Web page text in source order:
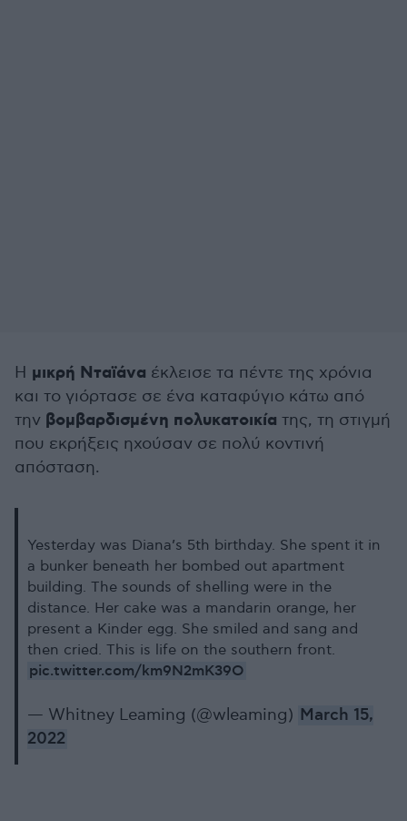
Η μικρή Νταϊάνα έκλεισε τα πέντε της χρόνια
και το γιόρτασε σε ένα καταφύγιο κάτω από
την βομβαρδισμένη πολυκατοικία της, τη στιγμή
που εκρήξεις ηχούσαν σε πολύ κοντινή
απόσταση.
Yesterday was Diana’s 5th birthday. She spent it in
a bunker beneath her bombed out apartment
building. The sounds of shelling were in the
distance. Her cake was a mandarin orange, her
present a Kinder egg. She smiled and sang and
then cried. This is life on the southern front.
pic.twitter.com/km9N2mK39O
— Whitney Leaming (@wleaming) March 15,
2022